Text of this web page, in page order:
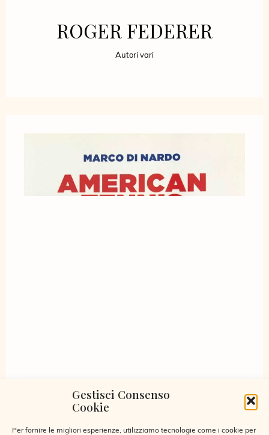
Gestisci Consenso
Cookie
Per fornire le migliori esperienze, utilizziamo tecnologie come i cookie per
ROGER FEDERER
Autori vari